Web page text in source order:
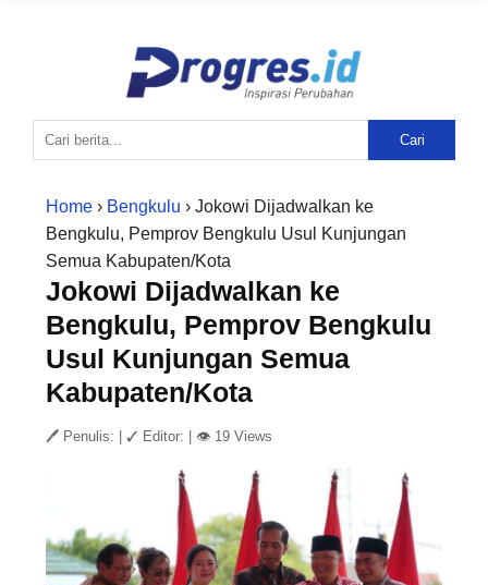
Cari
Home › Bengkulu › Jokowi Dijadwalkan ke
Bengkulu, Pemprov Bengkulu Usul Kunjungan
Semua Kabupaten/Kota
Jokowi Dijadwalkan ke
Bengkulu, Pemprov Bengkulu
Usul Kunjungan Semua
Kabupaten/Kota
🖊 Penulis: ✓ Editor: 👁 19 Views